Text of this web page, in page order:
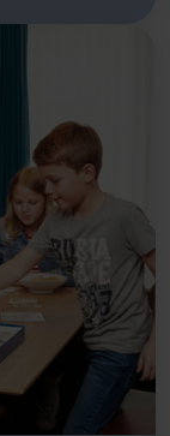
zu backen
sowie
wir Ihnen
- und es
An
zum Café -